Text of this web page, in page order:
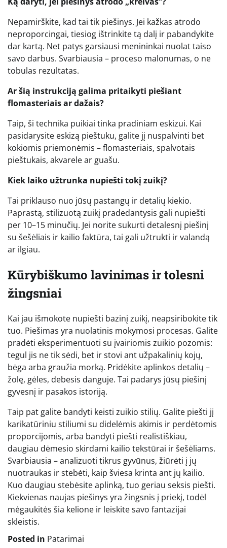
Nepamirškite, kad tai tik piešinys. Jei kažkas atrodo
neproporcingai, tiesiog ištrinkite tą dalį ir pabandykite
dar kartą. Net patys garsiausi menininkai nuolat taiso
savo darbus. Svarbiausia – proceso malonumas, o ne
tobulas rezultatas.
Ar šią instrukciją galima pritaikyti piešiant
flomasteriais ar dažais?
Taip, ši technika puikiai tinka pradiniam eskizui. Kai
pasidarysite eskizą pieštuku, galite jį nuspalvinti bet
kokiomis priemonėmis – flomasteriais, spalvotais
pieštukais, akvarele ar guašu.
Kiek laiko užtrunka nupiešti tokį zuikį?
Tai priklauso nuo jūsų pastangų ir detalių kiekio.
Paprastą, stilizuotą zuikį pradedantysis gali nupiešti
per 10–15 minučių. Jei norite sukurti detalesnį piešinį
su šešėliais ir kailio faktūra, tai gali užtrukti ir valandą
ar ilgiau.
Kūrybiškumo lavinimas ir tolesni
žingsniai
Kai jau išmokote nupiešti bazinį zuikį, neapsiribokite tik
tuo. Piešimas yra nuolatinis mokymosi procesas. Galite
pradėti eksperimentuoti su įvairiomis zuikio pozomis:
tegul jis ne tik sėdi, bet ir stovi ant užpakalinių kojų,
bėga arba graužia morką. Pridėkite aplinkos detalių –
žolę, gėles, debesis danguje. Tai padarys jūsų piešinį
gyvesnį ir pasakos istoriją.
Taip pat galite bandyti keisti zuikio stilių. Galite piešti jį
karikatūriniu stiliumi su didelėmis akimis ir perdėtomis
proporcijomis, arba bandyti piešti realistiškiau,
daugiau dėmesio skirdami kailio tekstūrai ir šešėliams.
Svarbiausia – analizuoti tikrus gyvūnus, žiūrėti į jų
nuotraukas ir stebėti, kaip šviesa krinta ant jų kailio.
Kuo daugiau stebėsite aplinką, tuo geriau seksis piešti.
Kiekvienas naujas piešinys yra žingsnis į priekį, todėl
mėgaukitės šia kelione ir leiskite savo fantazijai
skleistis.
Posted in Patarimai